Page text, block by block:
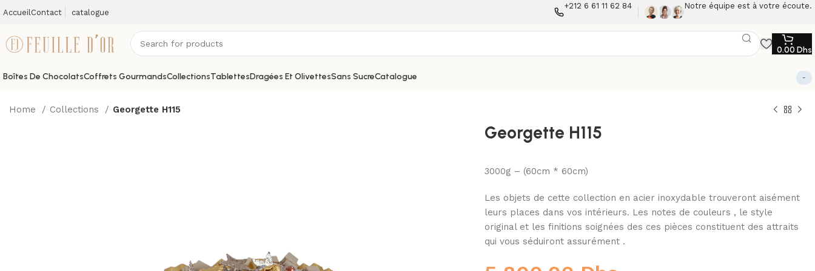
Accueil Contact catalogue
+212 6 61 11 62 84 Notre équipe est à votre écoute.
0.00 Dhs
Boîtes De ChocolatsCoffrets GourmandsCollectionsTablettesDragées Et OlivettesSans SucreCatalogue -
Home Collections Georgette H115
Georgette H115
3000g – (60cm * 60cm)
Les objets de cette collection en acier inoxydable trouveront aisément
leurs places dans vos intérieurs. Les notes de couleurs , le style
original et les finitions soignées des ces pièces constituent des attraits
qui vous séduiront assurément .